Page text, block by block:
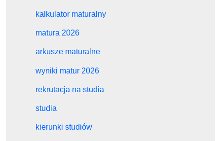
kalkulator maturalny
matura 2026
arkusze maturalne
wyniki matur 2026
rekrutacja na studia
studia
kierunki studiów